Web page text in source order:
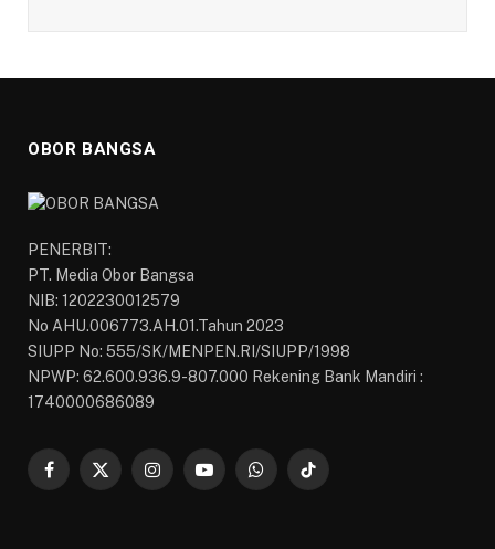
OBOR BANGSA
PENERBIT:
PT. Media Obor Bangsa
NIB: 1202230012579
No AHU.006773.AH.01.Tahun 2023
SIUPP No: 555/SK/MENPEN.RI/SIUPP/1998
NPWP: 62.600.936.9-807.000 Rekening Bank Mandiri :
1740000686089
Facebook
X
InstagramYouTubeWhatsAppTikTok